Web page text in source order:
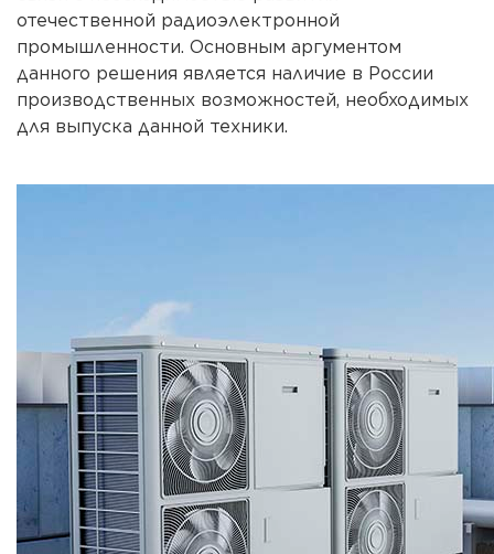
отечественной радиоэлектронной
промышленности. Основным аргументом
данного решения является наличие в России
производственных возможностей, необходимых
для выпуска данной техники.